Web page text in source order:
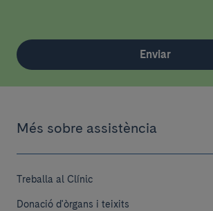
Enviar
Més sobre assistència
Treballa al Clínic
Donació d'òrgans i teixits